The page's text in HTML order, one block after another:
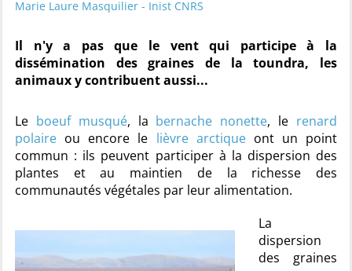
Marie Laure Masquilier - Inist CNRS
Il n'y a pas que le vent qui participe à la
dissémination des graines de la toundra, les
animaux y contribuent aussi...
Le boeuf musqué, la bernache nonette, le renard
polaire ou encore le lièvre arctiqueont un point
commun : ils peuvent participer à la dispersion des
plantes et au maintien de la richesse des
communautés végétales par leur alimentation.
La
dispersion
des graines